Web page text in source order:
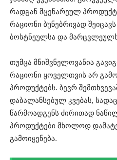
რადგან მცენარეულ
რაციონი ბუნებრივად
ბოსტნეულსა და
თუმცა მნიშვნელოვანია
რაციონი ყოველთვის არ
პროდუქტებს. ბევრ
დაბალანსებულ კვებას,
წარმოადგენს ძირითად
პროდუქტები მხოლოდ
გამოიყენება.